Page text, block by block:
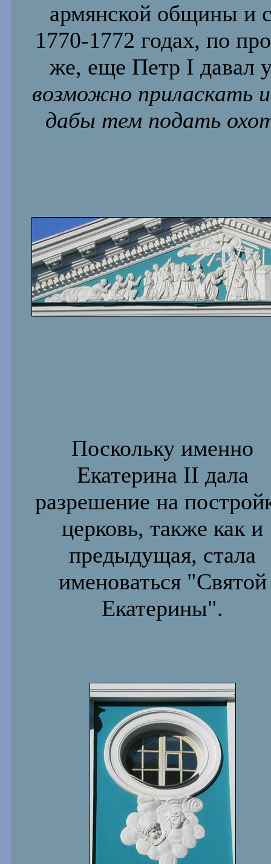
армянской общины и
1770-1772 годах, по
же, еще Петр I давал
возможно приласкать
дабы тем подать
Поскольку именно
Екатерина II дала
разрешение на
церковь, также как и
предыдущая, стала
именоваться "Святой
Екатерины".